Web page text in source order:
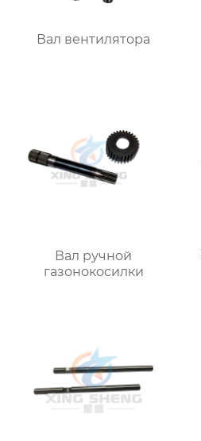
Вал вентилятора
Вал ручной
газонокосилки